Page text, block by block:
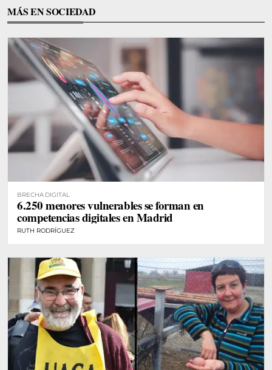
MÁS EN SOCIEDAD
BRECHA DIGITAL
6.250 menores vulnerables se forman en
competencias digitales en Madrid
RUTH RODRÍGUEZ